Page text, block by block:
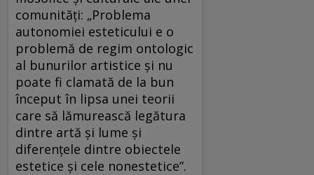
comunități: „Problema
autonomiei esteticului e o
problemă de regim ontologic
al bunurilor artistice și nu
poate fi clamată de la bun
început în lipsa unei teorii
care să lămurească legătura
dintre artă și lume și
diferențele dintre obiectele
estetice și cele nonestetice”.